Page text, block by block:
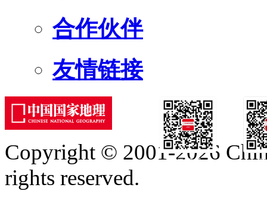
合作伙伴
友情链接
订阅号
Copyright © 2001-2026
rights reserved.